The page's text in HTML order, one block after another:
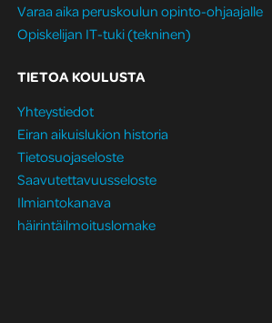
Varaa aika peruskoulun opinto-ohjaajalle
Opiskelijan IT-tuki (tekninen)
TIETOA KOULUSTA
Yhteystiedot
Eiran aikuislukion historia
Tietosuojaseloste
Saavutettavuusseloste
Ilmiantokanava
häirintäilmoituslomake